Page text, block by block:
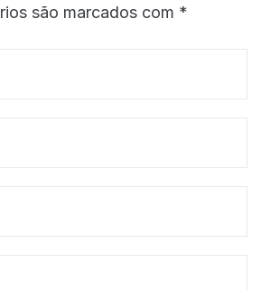
são marcados com *